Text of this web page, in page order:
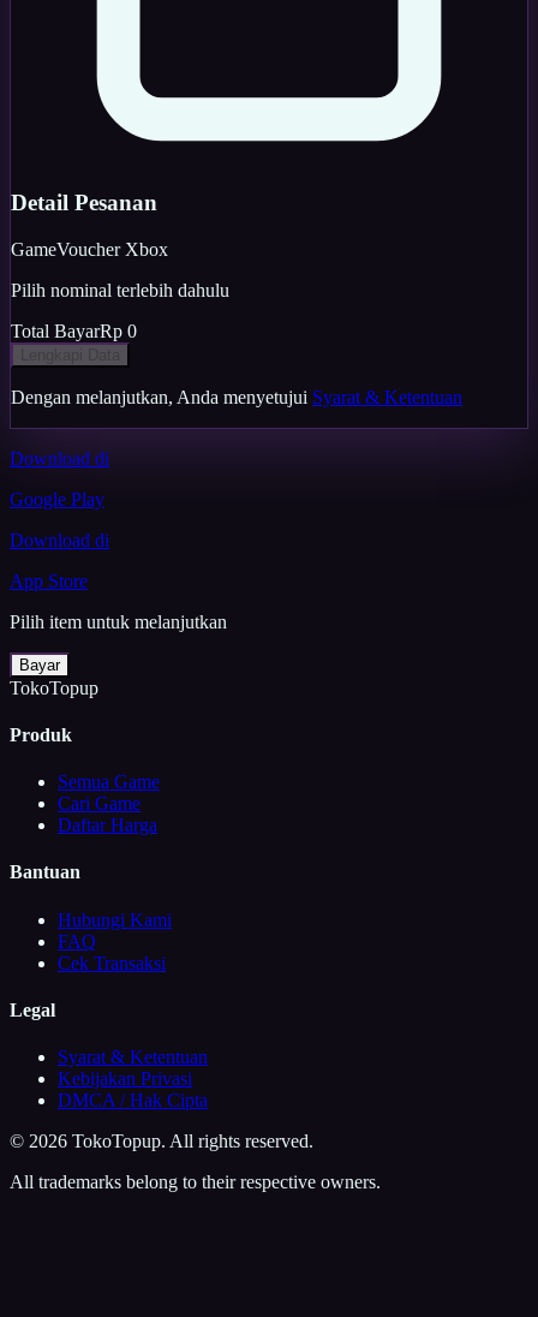
Detail Pesanan
GameVoucher Xbox
Pilih nominal terlebih dahulu
Total BayarRp 0
Dengan melanjutkan, Anda menyetujui Syarat & Ketentuan
Download di
Google Play
Download di
App Store
Pilih item untuk melanjutkan
Bayar
TokoTopup
Produk
Semua Game
Cari Game
Daftar Harga
Bantuan
Hubungi Kami
FAQ
Cek Transaksi
Legal
Syarat & Ketentuan
Kebijakan Privasi
DMCA / Hak Cipta
© 2026 TokoTopup. All rights reserved.
All trademarks belong to their respective owners.